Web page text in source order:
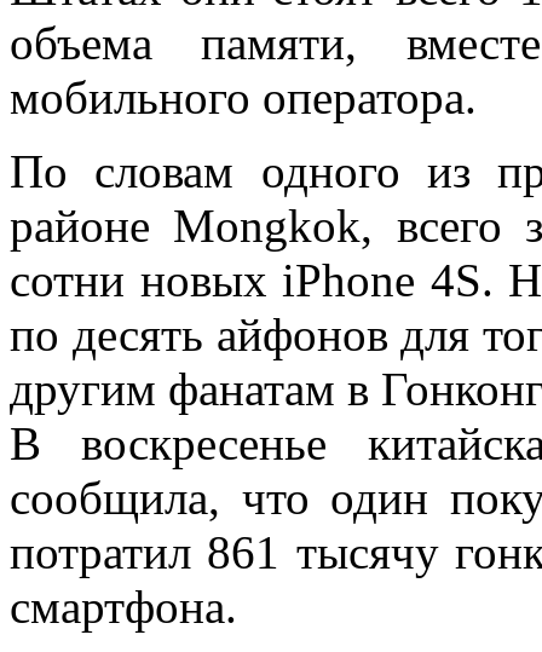
объема памяти,
мобильного оператора.
По словам одного из
районе Mongkok, всего
сотни новых iPhone 4S.
по десять айфонов для
другим фанатам в
В воскресенье
сообщила, что один
потратил 861 тысячу
смартфона.